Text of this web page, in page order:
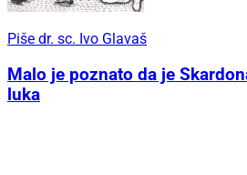
Piše dr. sc. Ivo Glavaš
Malo je poznato da je
luka